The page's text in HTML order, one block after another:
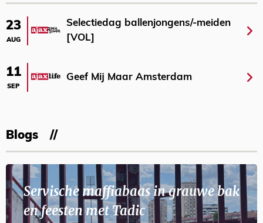
23
AUG
Selectiedag ballenjongens/-meiden
[VOL]
11
SEP
Geef Mij Maar Amsterdam
Blogs
Servische maffiabaas in grauwe bak
en feesten met Tadic